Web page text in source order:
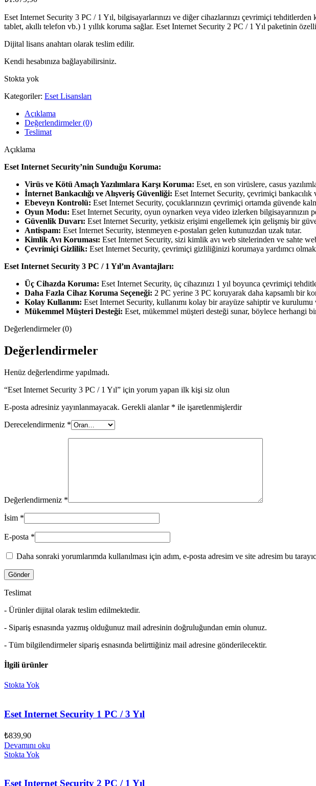
Eset Internet Security 3 PC / 1 Yıl, bilgisayarlarınızı ve diğer cihazlarınızı çevrimiçi
tablet, akıllı telefon vb.) 1 yıllık koruma sağlar. Eset Internet Security 2 PC / 1 Yıl paketinin
Dijital lisans anahtarı olarak teslim edilir.
Kendi hesabınıza bağlayabilirsiniz.
Stokta yok
Kategoriler: Eset Lisansları
Açıklama
Değerlendirmeler (0)
Teslimat
Açıklama
Eset Internet Security’nin Sunduğu Koruma:
Virüs ve Kötü Amaçlı Yazılımlara Karşı Koruma: Eset, en son virüslere, casus
İnternet Bankacılığı ve Alışveriş Güvenliği: Eset Internet Security, çevrimiçi bankacılık
Ebeveyn Kontrolü: Eset Internet Security, çocuklarınızın çevrimiçi ortamda güvende
Oyun Modu: Eset Internet Security, oyun oynarken veya video izlerken bilgisayarınızın
Güvenlik Duvarı: Eset Internet Security, yetkisiz erişimi engellemek için gelişmiş bir
Antispam: Eset Internet Security, istenmeyen e-postaları gelen kutunuzdan uzak tutar.
Kimlik Avı Koruması: Eset Internet Security, sizi kimlik avı web sitelerinden ve sahte
Çevrimiçi Gizlilik: Eset Internet Security, çevrimiçi gizliliğinizi korumaya yardımcı
Eset Internet Security 3 PC / 1 Yıl’ın Avantajları:
Üç Cihazda Koruma: Eset Internet Security, üç cihazınızı 1 yıl boyunca çevrimiçi
Daha Fazla Cihaz Koruma Seçeneği: 2 PC yerine 3 PC koruyarak daha kapsamlı bir
Kolay Kullanım: Eset Internet Security, kullanımı kolay bir arayüze sahiptir ve kurulumu
Mükemmel Müşteri Desteği: Eset, mükemmel müşteri desteği sunar, böylece herhangi
Değerlendirmeler (0)
Değerlendirmeler
Henüz değerlendirme yapılmadı.
“Eset Internet Security 3 PC / 1 Yıl” için yorum yapan ilk kişi siz olun
E-posta adresiniz yayınlanmayacak. Gerekli alanlar * ile işaretlenmişlerdir
Derecelendirmeniz *
Değerlendirmeniz *
İsim *
E-posta *
Daha sonraki yorumlarımda kullanılması için adım, e-posta adresim ve site adresim bu
Teslimat
- Ürünler dijital olarak teslim edilmektedir.
- Sipariş esnasında yazmış olduğunuz mail adresinin doğruluğundan emin olunuz.
- Tüm bilgilendirmeler sipariş esnasında belirttiğiniz mail adresine gönderilecektir.
İlgili ürünler
Stokta Yok
Eset Internet Security 1 PC / 3 Yıl
₺839,90
Devamını oku
Stokta Yok
Eset Internet Security 2 PC / 1 Yıl